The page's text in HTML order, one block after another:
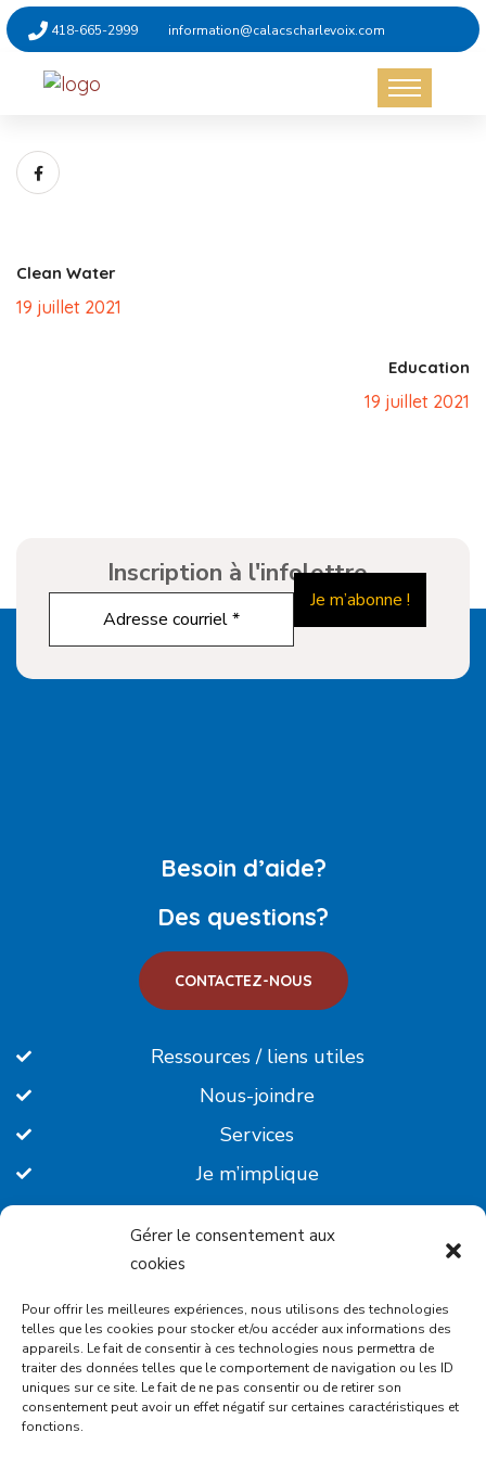
Gérer le consentement aux
cookies
Pour offrir les meilleures expériences, nous utilisons des technologies
telles que les cookies pour stocker et/ou accéder aux informations des
appareils. Le fait de consentir à ces technologies nous permettra de
traiter des données telles que le comportement de navigation ou les ID
uniques sur ce site. Le fait de ne pas consentir ou de retirer son
consentement peut avoir un effet négatif sur certaines caractéristiques et
fonctions.
418-665-2999 information@calacscharlevoix.com
Clean Water
19 juillet 2021
Education
19 juillet 2021
Inscription à l'infolettre
Besoin d’aide?
Des questions?
CONTACTEZ-NOUS
Ressources / liens utiles
Nous-joindre
Services
Je m’implique
Faire un don
Insatisfaction de service